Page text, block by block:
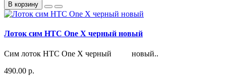
В корзину
Лоток сим HTC One X черный новый
Сим лоток HTC One X черный новый..
490.00 р.